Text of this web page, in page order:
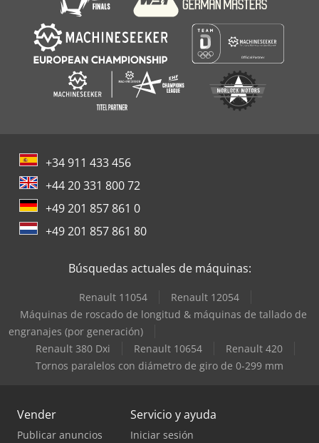
+34 911 433 456
+44 20 331 800 72
+49 201 857 861 0
+49 201 857 861 80
Búsquedas actuales de máquinas:
Renault 11054
Renault 12054
Máquinas de roscado de longitud & máquinas de tallado de
engranajes (por generación)
Renault 380 Dxi
Renault 10654
Renault 420
Tornos paralelos con diámetro de giro de 0-299 mm
Vender
Publicar anuncios
Servicio y ayuda
Iniciar sesión